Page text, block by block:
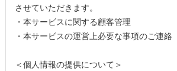
させていただきます。
・本サービスに関する顧客管理
・本サービスの運営上必要な事項のご連絡
＜個人情報の提供について＞